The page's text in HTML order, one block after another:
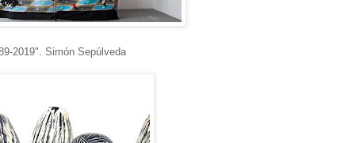
2019". Simón Sepúlveda